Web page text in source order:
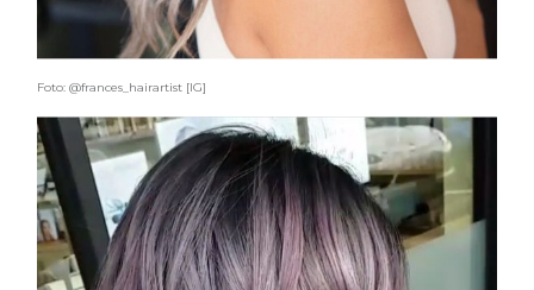
Foto: @frances_hairartist [IG]